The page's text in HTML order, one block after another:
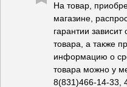
На товар,
магазине,
гарантии
товара, а также
информацию о
товара можно у
8(831)466-14-33,